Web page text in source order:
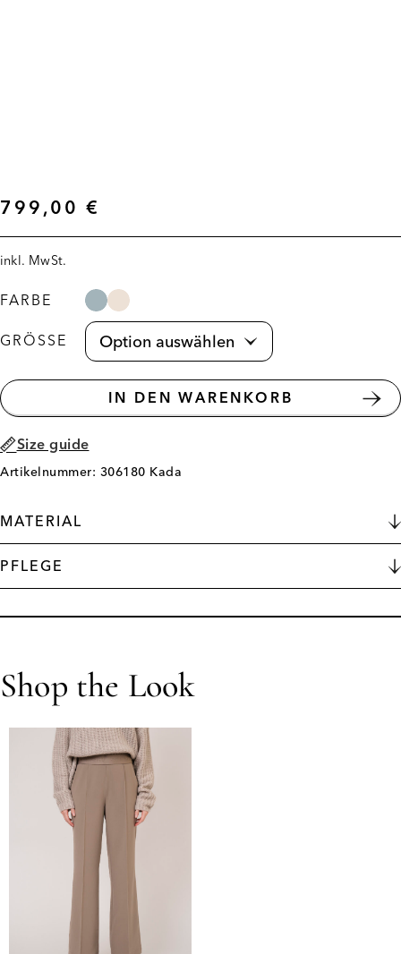
799,00 €
inkl. MwSt.
FARBE
GRÖSSE
IN DEN WARENKORB
Size guide
Artikelnummer: 306180 Kada
MATERIAL
PFLEGE
Shop the Look